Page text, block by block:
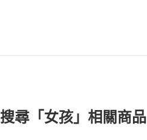
搜尋「女孩」相關商品